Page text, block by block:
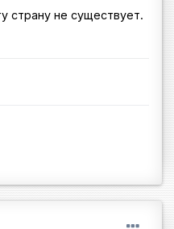
страну не существует.